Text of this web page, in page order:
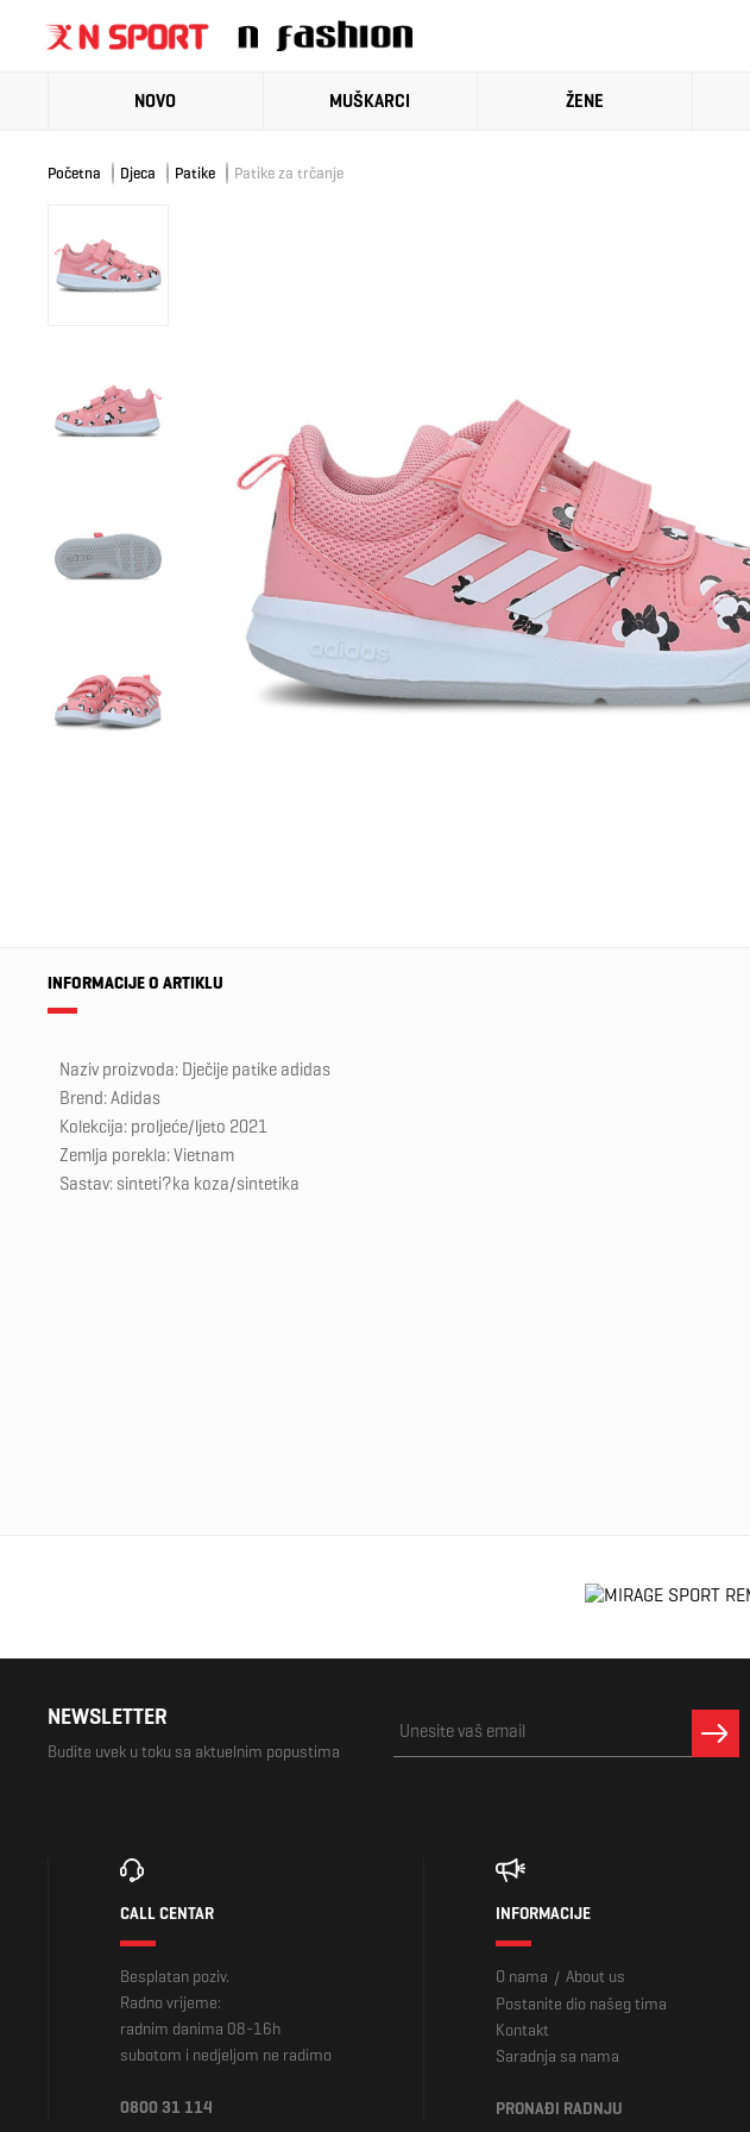
NOVO MUŠKARCI ŽENE
Početna Djeca Patike Patike za trčanje
INFORMACIJE O ARTIKLU
Naziv proizvoda: Dječije patike adidas
Brend: Adidas
Kolekcija: proljeće/ljeto 2021
Zemlja porekla: Vietnam
Sastav: sinteti?ka koza/sintetika
NEWSLETTER
Budite uvek u toku sa aktuelnim popustima
CALL CENTAR
Besplatan poziv.
Radno vrijeme:
radnim danima 08-16h
subotom i nedjeljom ne radimo
0800 31 114
INFORMACIJE
O nama / About us
Postanite dio našeg tima
Kontakt
Saradnja sa nama
PRONAĐI RADNJU